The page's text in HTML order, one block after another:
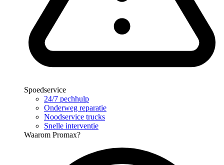
Spoedservice
24/7 pechhulp
Onderweg reparatie
Noodservice trucks
Snelle interventie
Waarom Promax?